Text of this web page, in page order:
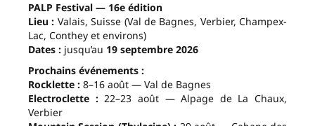
PALP Festival — 16e édition
Lieu : Valais, Suisse (Val de Bagnes, Verbier, Champex-
Lac, Conthey et environs)
Dates : jusqu’au 19 septembre 2026
Prochains événements :
Rocklette : 8–16 août — Val de Bagnes
Electroclette :22–23 août — Alpage de La Chaux,
Verbier